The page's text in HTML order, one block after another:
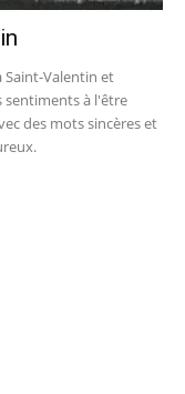
Saint-Valentin et
sentiments à l'être
des mots sincères et